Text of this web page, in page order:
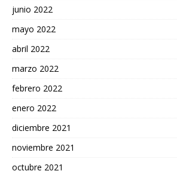
junio 2022
mayo 2022
abril 2022
marzo 2022
febrero 2022
enero 2022
diciembre 2021
noviembre 2021
octubre 2021